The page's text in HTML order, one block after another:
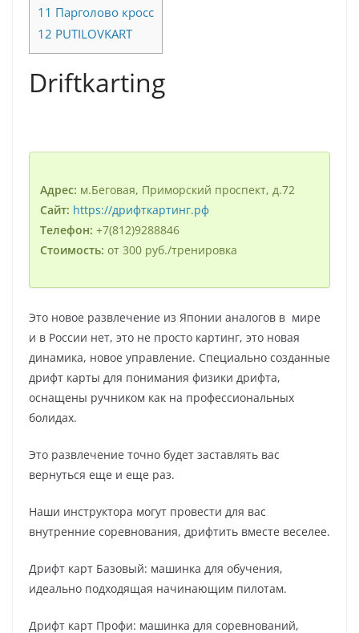
11 Парголово кросс
12 PUTILOVKART
Driftkarting
Адрес: м.Беговая, Приморский проспект, д.72
Сайт: https://дрифткартинг.рф
Телефон: +7(812)9288846
Стоимость: от 300 руб./тренировка
Это новое развлечение из Японии аналогов в мире
и в России нет, это не просто картинг, это новая
динамика, новое управление. Специально созданные
дрифт карты для понимания физики дрифта,
оснащены ручником как на профессиональных
болидах.
Это развлечение точно будет заставлять вас
вернуться еще и еще раз.
Наши инструктора могут провести для вас
внутренние соревнования, дрифтить вместе веселее.
Дрифт карт Базовый: машинка для обучения,
идеально подходящая начинающим пилотам.
Дрифт карт Профи: машинка для соревнований,